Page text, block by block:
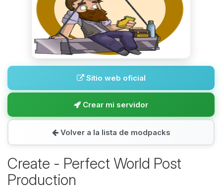
Sitio web oficial
Crear mi servidor
Volver a la lista de modpacks
Create - Perfect World Post
Production